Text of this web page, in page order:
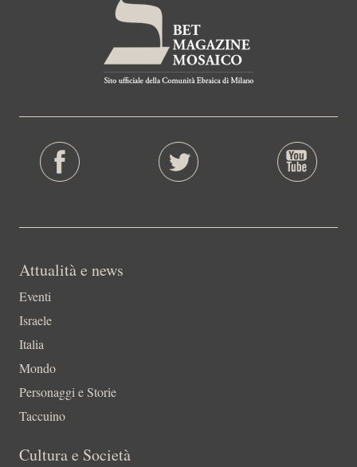
Attualità e news
Eventi
Israele
Italia
Mondo
Personaggi e Storie
Taccuino
Cultura e Società